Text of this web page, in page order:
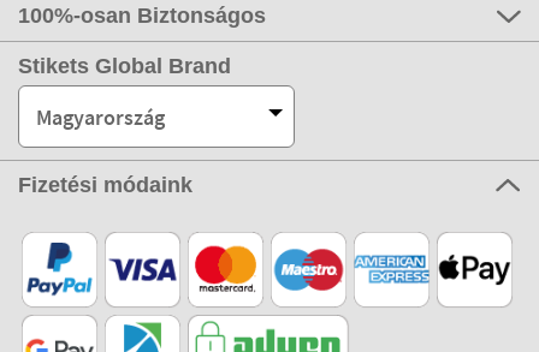
100%-osan Biztonságos
Stikets Global Brand
Magyarország
Fizetési módaink